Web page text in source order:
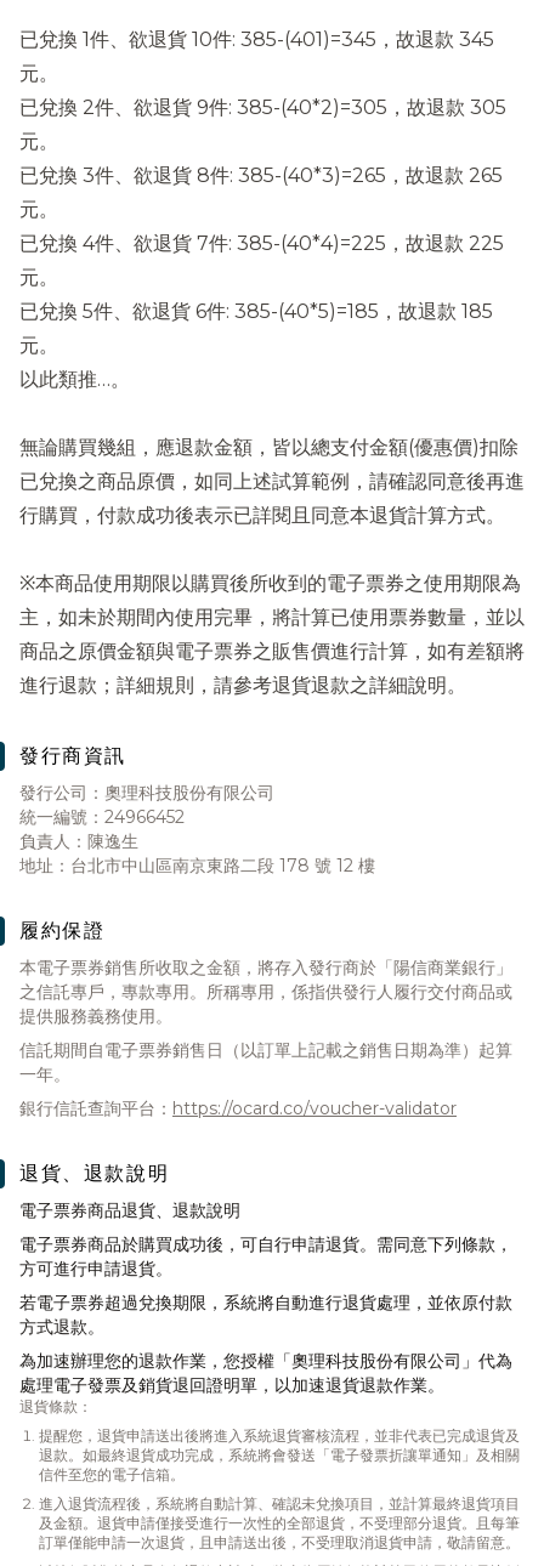
已兌換 1件、欲退貨 10件: 385-(401)=345，故退款 345
元。
已兌換 2件、欲退貨 9件: 385-(40*2)=305，故退款 305
元。
已兌換 3件、欲退貨 8件: 385-(40*3)=265，故退款 265
元。
已兌換 4件、欲退貨 7件: 385-(40*4)=225，故退款 225
元。
已兌換 5件、欲退貨 6件: 385-(40*5)=185，故退款 185
元。
以此類推…。
無論購買幾組，應退款金額，皆以總支付金額(優惠價)扣除
已兌換之商品原價，如同上述試算範例，請確認同意後再進
行購買，付款成功後表示已詳閱且同意本退貨計算方式。
※本商品使用期限以購買後所收到的電子票券之使用期限為
主，如未於期間內使用完畢，將計算已使用票券數量，並以
商品之原價金額與電子票券之販售價進行計算，如有差額將
進行退款；詳細規則，請參考退貨退款之詳細說明。
發行商資訊
發行公司：奧理科技股份有限公司
統一編號：24966452
負責人：陳逸生
地址：台北市中山區南京東路二段 178 號 12 樓
履約保證
本電子票券銷售所收取之金額，將存入發行商於「陽信商業銀行」
之信託專戶，專款專用。所稱專用，係指供發行人履行交付商品或
提供服務義務使用。
信託期間自電子票券銷售日（以訂單上記載之銷售日期為準）起算
一年。
銀行信託查詢平台： https://ocard.co/voucher-validator
退貨、退款說明
電子票券商品退貨、退款說明
電子票券商品於購買成功後，可自行申請退貨。需同意下列條款，
方可進行申請退貨。
若電子票券超過兌換期限，系統將自動進行退貨處理，並依原付款
方式退款。
為加速辦理您的退款作業，您授權「奧理科技股份有限公司」代為
處理電子發票及銷貨退回證明單，以加速退貨退款作業。
退貨條款：
提醒您，退貨申請送出後將進入系統退貨審核流程，並非代表已完成退貨及
退款。如最終退貨成功完成，系統將會發送「電子發票折讓單通知」及相關
信件至您的電子信箱。
進入退貨流程後，系統將自動計算、確認未兌換項目，並計算最終退貨項目
及金額。退貨申請僅接受進行一次性的全部退貨，不受理部分退貨。且每筆
訂單僅能申請一次退貨，且申請送出後，不受理取消退貨申請，敬請留意。